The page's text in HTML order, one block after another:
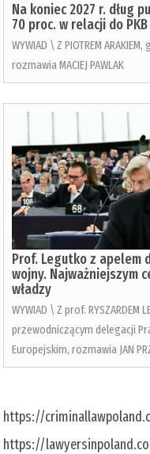
Na koniec 2027 r. dług
70 proc. w relacji do PKB
WYWIAD \ Z PIOTREM
rozmawia MACIEJ PAWLAK
Prof. Legutko z apelem
wojny. Najważniejszym
władzy
WYWIAD \ Z prof.
przewodniczącym delegacji
Europejskim, rozmawia JAN
https://
https://